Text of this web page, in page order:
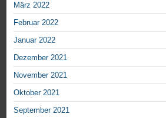
März 2022
Februar 2022
Januar 2022
Dezember 2021
November 2021
Oktober 2021
September 2021